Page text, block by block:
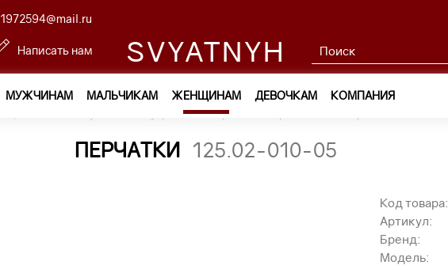
1972594@mail.ru
Написать нам SVYATNYH
МУЖЧИНАМ МАЛЬЧИКАМ ЖЕНЩИНАМ ДЕВОЧКАМ КОМПАНИЯ
— Перчатки и варежки
ПЕРЧАТКИ 125.02-010-05
Код товара:
Артикул:
Бренд:
Модель: